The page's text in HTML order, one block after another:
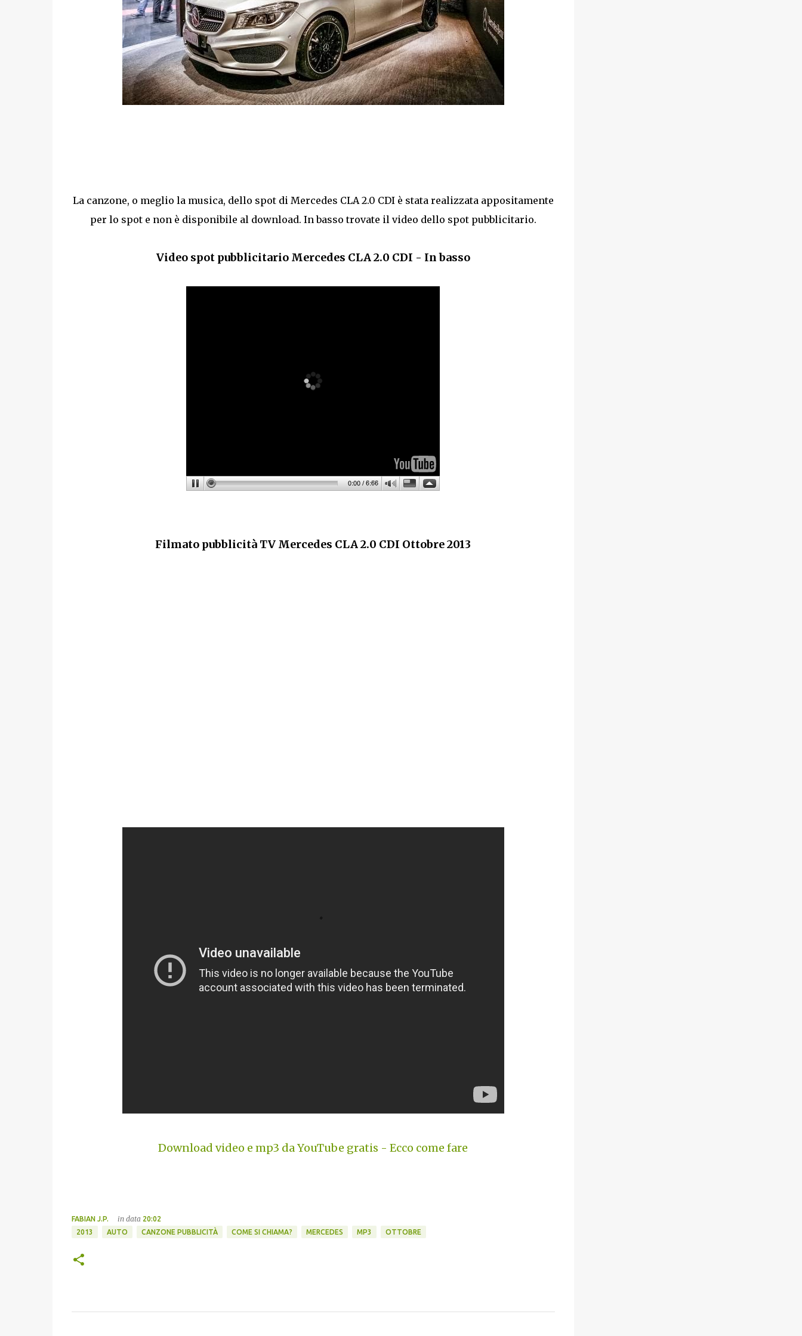
La canzone, o meglio la musica, dello spot di Mercedes CLA 2.0 CDI è stata realizzata appositamente
per lo spot e non è disponibile al download. In basso trovate il video dello spot pubblicitario.
Video spot pubblicitario Mercedes CLA 2.0 CDI - In basso
Filmato pubblicità TV Mercedes CLA 2.0 CDI Ottobre 2013
Download video e mp3 da YouTube gratis - Ecco come fare
FABIAN J.P. in data 20:02
2013
AUTO CANZONE PUBBLICITÀ COME SI CHIAMA? MERCEDES MP3 OTTOBRE